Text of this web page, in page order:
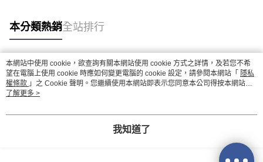
本分類熱銷全站排行
熱門標籤
本網站中使用 cookie，欲查詢有關本網站使用 cookie 方式之詳情，及若您不希
望在電腦上使用 cookie 時應如何變更電腦的 cookie 設定，請參閱本網站「 隱私
權條款 」之 Cookie 聲明。您繼續使用本網站即表示您同意本公司得按本網站使
用條款之 Cookie 聲明使用 cookie。
了解更多 >
我知道了